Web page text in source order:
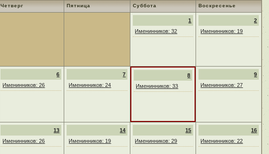
Четверг Пятница Суббота Воскресенье
1
Именинников: 32
2
Именинников: 19
6
Именинников: 26
7
Именинников: 24
8
Именинников: 33
9
Именинников: 27
13
Именинников: 26
14
Именинников: 19
15
Именинников: 29
16
Именинников: 22